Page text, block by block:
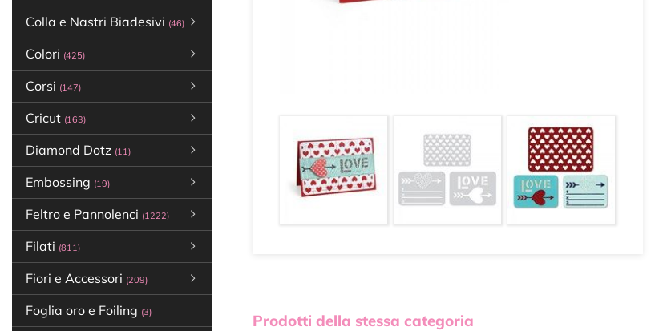
Colla e Nastri Biadesivi (46)
Colori (425)
Corsi (147)
Cricut (163)
Diamond Dotz (11)
Embossing (19)
Feltro e Pannolenci (1222)
Filati (811)
Fiori e Accessori (209)
Foglia oro e Foiling (3) Prodotti della stessa categoria